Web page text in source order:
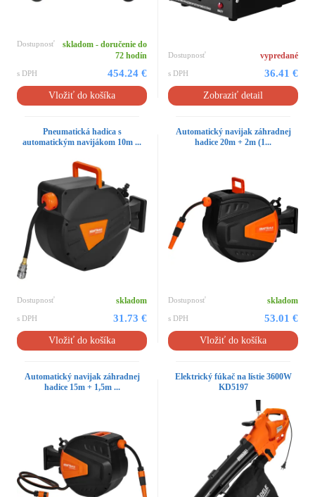
Dostupnosť
skladom - doručenie do
72 hodín
s DPH 454.24 €
Vložiť do košíka
Dostupnosť vypredané
s DPH 36.41 €
Zobraziť detail
Pneumatická hadica s
automatickým navijákom 10m ...
Dostupnosť skladom
s DPH 31.73 €
Vložiť do košíka
Automatický navijak záhradnej
hadice 20m + 2m (1...
Dostupnosť skladom
s DPH 53.01 €
Vložiť do košíka
Automatický navijak záhradnej
hadice 15m + 1,5m ...
Elektrický fúkač na lístie 3600W
KD5197